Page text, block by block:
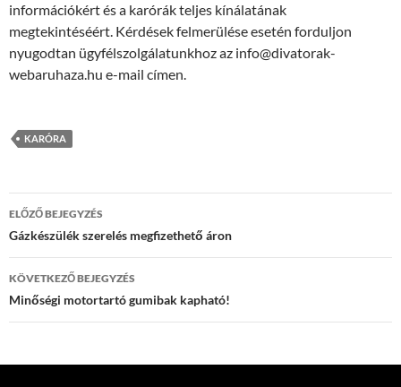
információkért és a karórák teljes kínálatának
megtekintéséért. Kérdések felmerülése esetén forduljon
nyugodtan ügyfélszolgálatunkhoz az info@divatorak-
webaruhaza.hu e-mail címen.
KARÓRA
Bejegyzés
navigáció
ELŐZŐ BEJEGYZÉS
Gázkészülék szerelés megfizethető áron
KÖVETKEZŐ BEJEGYZÉS
Minőségi motortartó gumibak kapható!